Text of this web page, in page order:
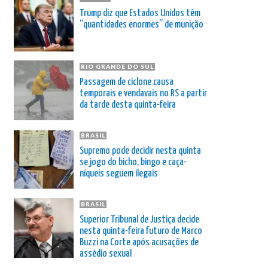
Trump diz que Estados Unidos têm
“quantidades enormes” de munição
RIO GRANDE DO SUL
Passagem de ciclone causa
temporais e vendavais no RS a partir
da tarde desta quinta-feira
BRASIL
Supremo pode decidir nesta quinta
se jogo do bicho, bingo e caça-
níqueis seguem ilegais
BRASIL
Superior Tribunal de Justiça decide
nesta quinta-feira futuro de Marco
Buzzi na Corte após acusações de
assédio sexual